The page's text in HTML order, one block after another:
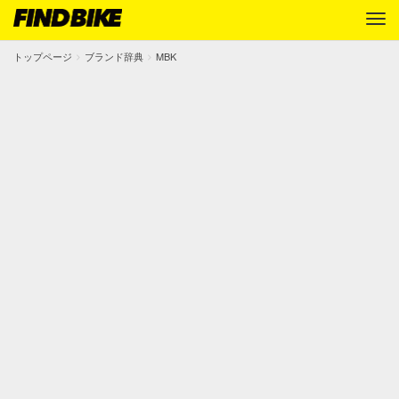
トップページ ブランド辞典 MBK